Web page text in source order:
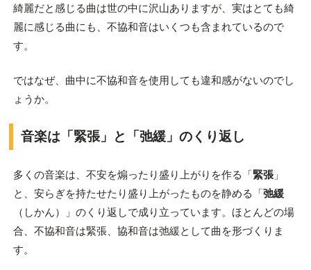
綺麗だと感じる曲は世の中に沢山ありますが、実はとても綺
麗に感じる曲にも、不協和音はいくつも含まれているので
す。
ではなぜ、曲中に不協和音を使用しても違和感がないのでし
ょうか。
音楽は「緊張」と「弛緩」のくり返し
多くの音楽は、不安を煽ったり盛り上がりを作る「緊張」
と、安らぎを持たせたり盛り上がったものを静める「弛緩
（しかん）」のくり返しで成り立っています。ほとんどの場
合、不協和音は緊張、協和音は弛緩として曲を形づくりま
す。